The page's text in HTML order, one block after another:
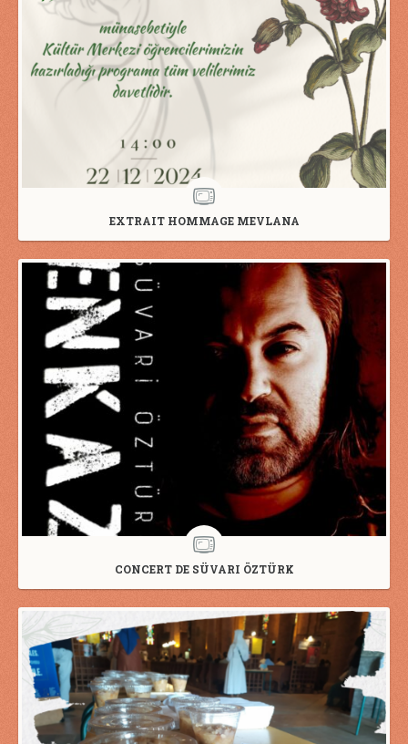
EXTRAIT HOMMAGE MEVLANA
CONCERT DE SÜVARI ÖZTÜRK